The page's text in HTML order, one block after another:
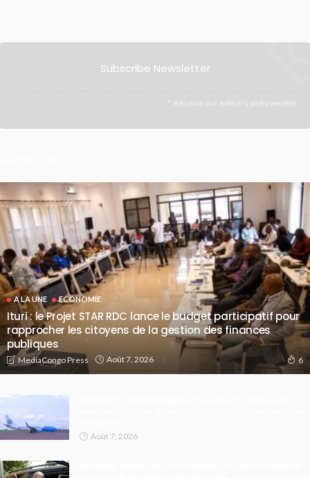
Subscribe Newsletter
Receive our editor's picks weekly
A LA UNE ECONOMIE
Ituri : le Projet STAR RDC lance le budget participatif pour
rapprocher les citoyens de la gestion des finances
publiques
MediaCongo Press Août 7, 2026 6
Août 7, 2026